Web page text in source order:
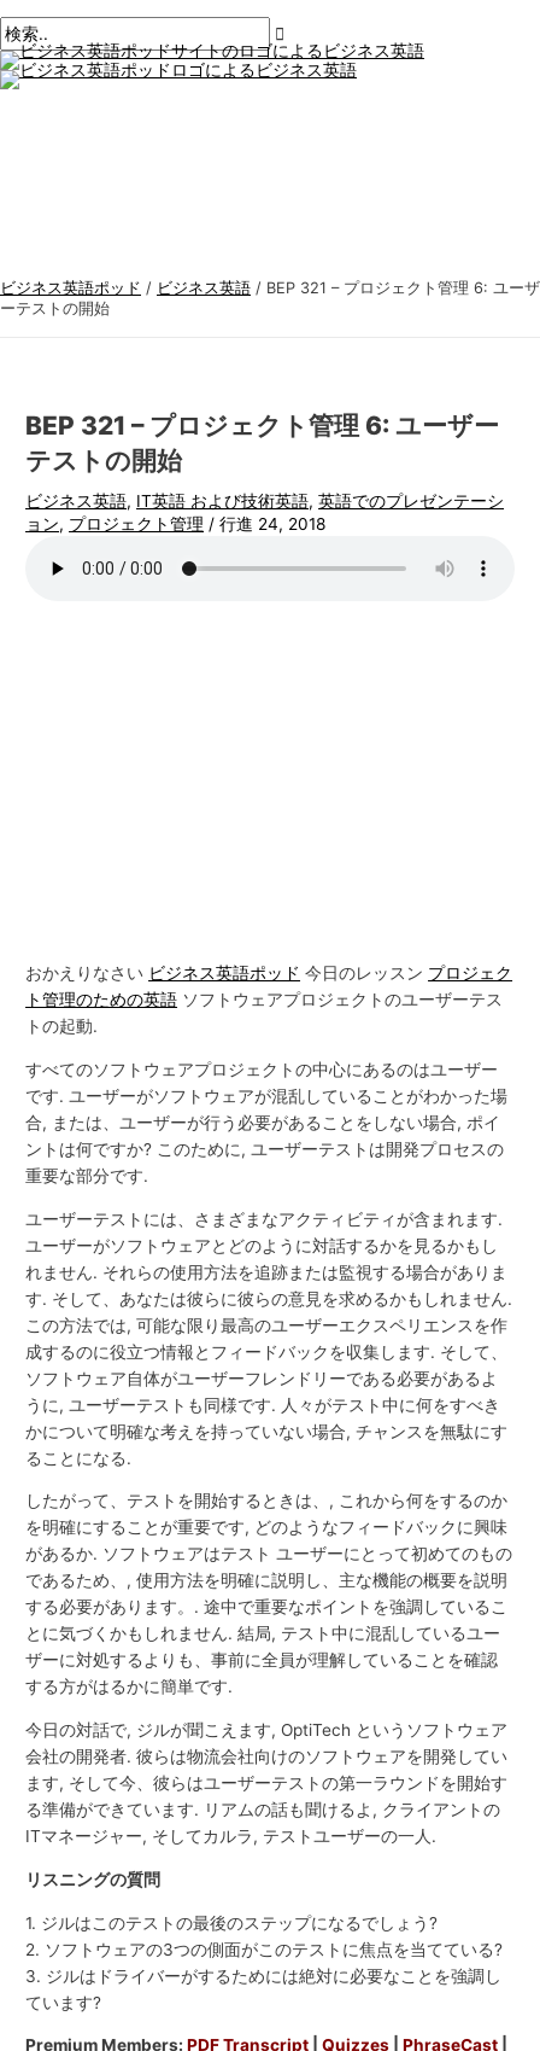
ン
テ
ン
イ
メ
ニ
ュ
ビジネス英語ポッド / ビジネス英語 / BEP 321 – プロジェクト管理 6: ユーザ
ーテストの開始
BEP 321 – プロジェクト管理 6: ユーザー
テストの開始
ビジネス英語, IT英語 および技術英語,英語でのプレゼンテーシ
ョン, プロジェクト管理 /行進 24, 2018
おかえりなさい ビジネス英語ポッド 今日のレッスン プロジェク
ト管理のための英語 ソフトウェアプロジェクトのユーザーテス
トの起動.
すべてのソフトウェアプロジェクトの中心にあるのはユーザー
です. ユーザーがソフトウェアが混乱していることがわかった場
合, または、ユーザーが行う必要があることをしない場合, ポイ
ントは何ですか? このために, ユーザーテストは開発プロセスの
重要な部分です.
ユーザーテストには、さまざまなアクティビティが含まれます.
ユーザーがソフトウェアとどのように対話するかを見るかもし
れません. それらの使用方法を追跡または監視する場合がありま
す. そして、あなたは彼らに彼らの意見を求めるかもしれません.
この方法では, 可能な限り最高のユーザーエクスペリエンスを作
成するのに役立つ情報とフィードバックを収集します. そして、
ソフトウェア自体がユーザーフレンドリーである必要があるよ
うに, ユーザーテストも同様です. 人々がテスト中に何をすべき
かについて明確な考えを持っていない場合, チャンスを無駄にす
ることになる.
したがって、テストを開始するときは、, これから何をするのか
を明確にすることが重要です, どのようなフィードバックに興味
があるか. ソフトウェアはテスト ユーザーにとって初めてのもの
であるため、, 使用方法を明確に説明し、主な機能の概要を説明
する必要があります。. 途中で重要なポイントを強調しているこ
とに気づくかもしれません. 結局, テスト中に混乱しているユー
ザーに対処するよりも、事前に全員が理解していることを確認
する方がはるかに簡単です.
今日の対話で, ジルが聞こえます, OptiTech というソフトウェア
会社の開発者. 彼らは物流会社向けのソフトウェアを開発してい
ます, そして今、彼らはユーザーテストの第一ラウンドを開始す
る準備ができています. リアムの話も聞けるよ, クライアントの
ITマネージャー, そしてカルラ, テストユーザーの一人.
リスニングの質問
1. ジルはこのテストの最後のステップになるでしょう?
2. ソフトウェアの3つの側面がこのテストに焦点を当てている?
3. ジルはドライバーがするためには絶対に必要なことを強調し
ています?
Premium Members:PDF Transcript |Quizzes |PhraseCast
ス
ト
ナ
こ
に
前
*
メ
ー
ビ
ジ
ネ
ク
検
索
す